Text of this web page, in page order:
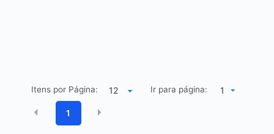
Itens por Página: Ir para página: 1
1